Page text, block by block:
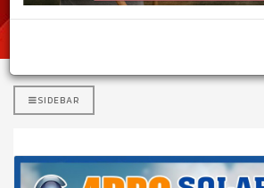
รายละเอียดสินค้า
SIDEBAR